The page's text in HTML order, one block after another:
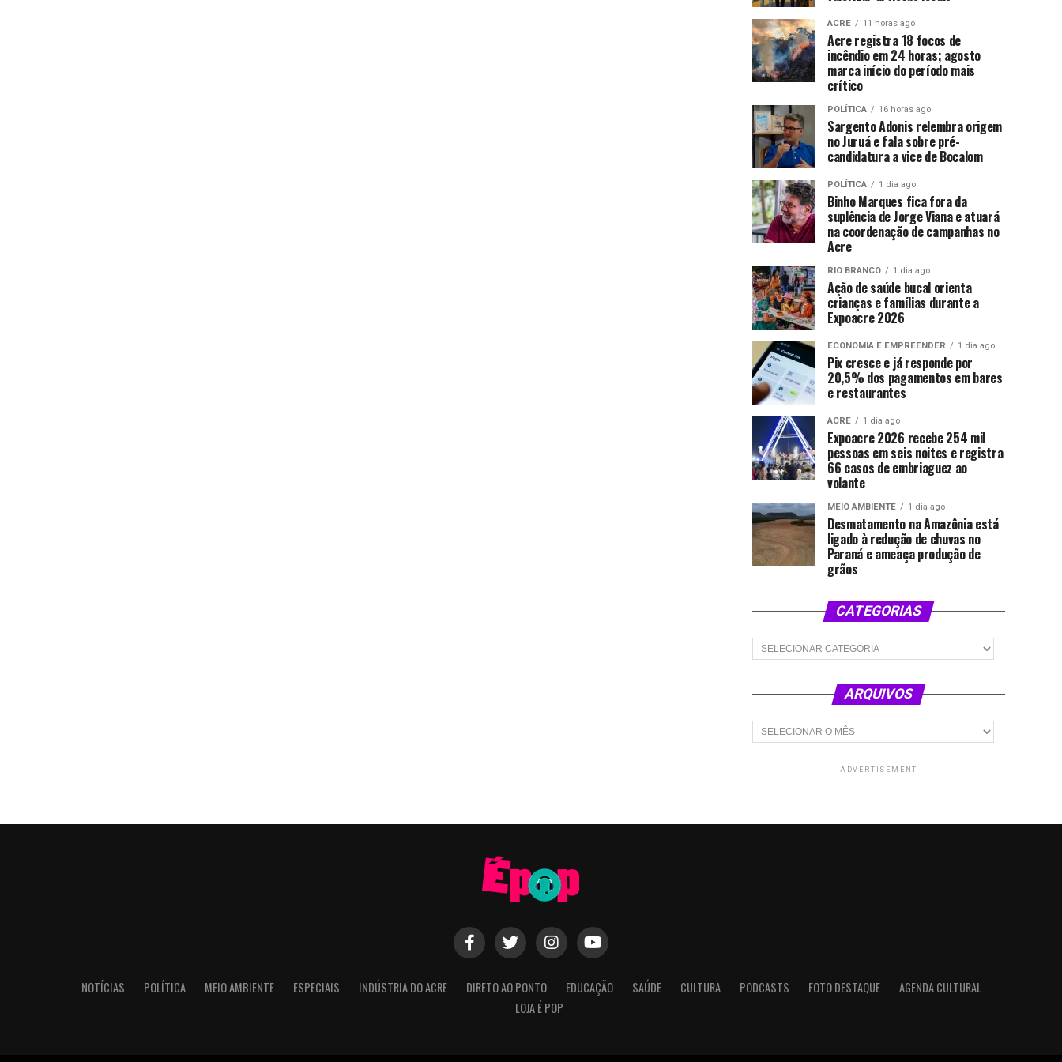
ACRE 11 horas ago
Acre registra 18 focos de
incêndio em 24 horas; agosto
marca início do período mais
crítico
POLÍTICA 16 horas ago
Sargento Adonis relembra origem
no Juruá e fala sobre pré-
candidatura a vice de Bocalom
POLÍTICA 1 dia ago
Binho Marques fica fora da
suplência de Jorge Viana e atuará
na coordenação de campanhas no
Acre
RIO BRANCO 1 dia ago
Ação de saúde bucal orienta
crianças e famílias durante a
Expoacre 2026
ECONOMIA E EMPREENDER 1 dia ago
Pix cresce e já responde por
20,5% dos pagamentos em bares
e restaurantes
ACRE 1 dia ago
Expoacre 2026 recebe 254 mil
pessoas em seis noites e registra
66 casos de embriaguez ao
volante
MEIO AMBIENTE 1 dia ago
Desmatamento na Amazônia está
ligado à redução de chuvas no
Paraná e ameaça produção de
grãos
CATEGORIAS
Categorias
ARQUIVOS
Arquivos
ADVERTISEMENT
NOTÍCIAS POLÍTICA MEIO AMBIENTE ESPECIAIS INDÚSTRIA DO ACRE DIRETO AO PONTO EDUCAÇÃO SAÚDE CULTURA PODCASTS FOTO DESTAQUE
AGENDA CULTURAL
LOJA É POP